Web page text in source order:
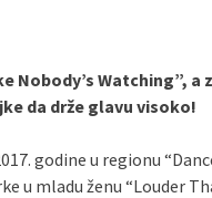
Nobody’s Watching”,
da drže glavu visoko!
godine u regionu
u mladu ženu “Louder